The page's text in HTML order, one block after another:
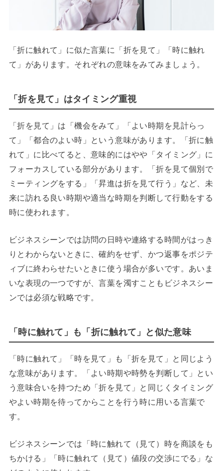
「折に触れて」に似た言葉に「折を見て」「時に触れ
て」があります。それぞれの意味をみてみましょう。
「折を見て」はタイミング重視
「折を見て」は「機会をみて」「よい時期を見計らっ
て」「都合のよい時」という意味があります。「折に触
れて」に比べてると、意味的にはやや「タイミング」に
フォーカスしている部分があります。
「折を見て個別で
ミーティングをする」「昇進は折を見て行う」など、未
来に訪れる良い時期や適当な時期を判断して行動をする
時に使われます。
ビジネスシーンでは訪問の日時や連絡する時間がはっき
りとわからないときに、確約をせず、かつ返事をポジテ
ィブに終わらせたいときに使う場合が多いです。あいま
いな表現の一つですが、言葉を濁すこともビジネスシー
ンでは必須な戦略です。
「時に触れて」も 「折に触れて」と似た意味
「時に触れて」「時を見て」も「折を見て」と同じよう
な意味があります。「よい時期や時勢を判断して」とい
う意味合いを持つため「折を見て」と同じくタイミング
やよい時期を待ってからことを行う時に用いる言葉で
す。
ビジネスシーンでは「時に触れて（見て）時を商談をも
ちかける」「時に触れて（見て）値段の交渉にでる」な